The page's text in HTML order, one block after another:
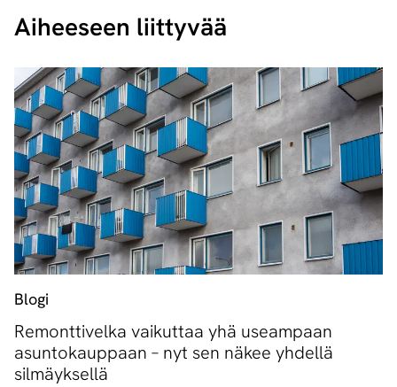
Aiheeseen liittyvää
Blogi
Remonttivelka vaikuttaa yhä useampaan
asuntokauppaan – nyt sen näkee yhdellä
silmäyksellä